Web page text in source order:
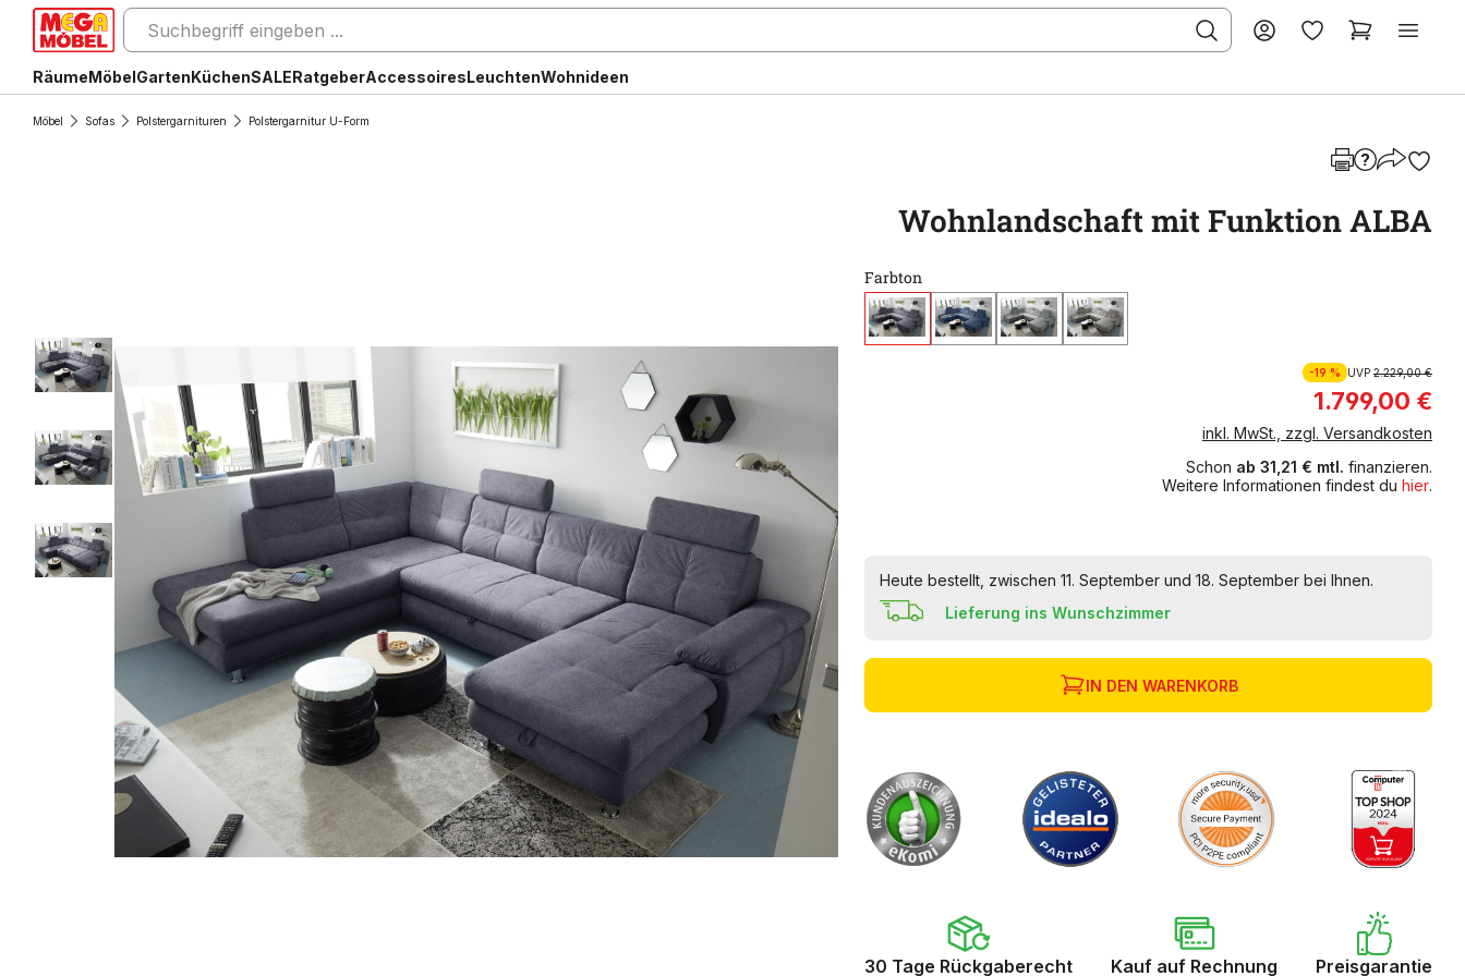
RäumeMöbelGartenKüchenSALERatgeberAccessoiresLeuchtenWohnideen
Möbel Sofas Polstergarnituren Polstergarnitur U-Form
Wohnlandschaft mit Funktion ALBA
Farbton
-19 % UVP 2.229,00 €
1.799,00 €
inkl. MwSt., zzgl. Versandkosten
Schon ab 31,21 € mtl. finanzieren.
Weitere Informationen findest du hier.
Heute bestellt, zwischen 11. September und 18. September bei Ihnen.
Lieferung ins Wunschzimmer
IN DEN WARENKORB
30 Tage Rückgaberecht Kauf auf Rechnung Preisgarantie